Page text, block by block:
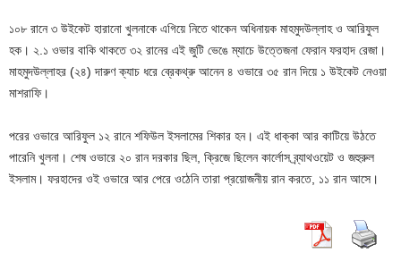
১০৮ রানে ৩ উইকেট হারানো খুলনাকে এগিয়ে নিতে থাকেন অধিনায়ক মাহমুদউল্লাহ ও আরিফুল
হক। ২.১ ওভার বাকি থাকতে ৩২ রানের এই জুটি ভেঙে ম্যাচে উত্তেজনা ফেরান ফরহাদ রেজা।
মাহমুদউল্লাহর (২৪) দারুণ ক্যাচ ধরে ব্রেকথ্রু আনেন ৪ ওভারে ৩৫ রান দিয়ে ১ উইকেট নেওয়া
মাশরাফি।
পরের ওভারে আরিফুল ১২ রানে শফিউল ইসলামের শিকার হন। এই ধাক্কা আর কাটিয়ে উঠতে
পারেনি খুলনা। শেষ ওভারে ২০ রান দরকার ছিল, ক্রিজে ছিলেন কার্লোস ব্র্যাথওয়েট ও জহুরুল
ইসলাম। ফরহাদের ওই ওভারে আর পেরে ওঠেনি তারা প্রয়োজনীয় রান করতে, ১১ রান আসে।